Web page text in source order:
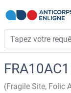
(Fragile Site, Folic